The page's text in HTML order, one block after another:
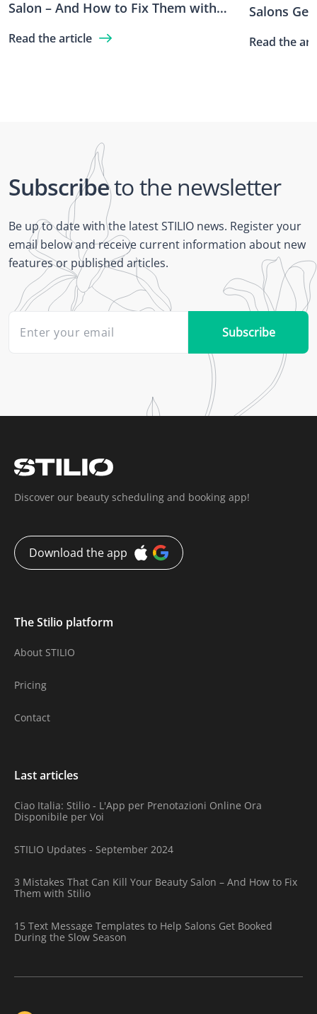
Salon – And How to Fix Them with
Read the article
Salons
Read the
Subscribeto the newsletter
Be up to date with the latest STILIO news. Register your
email below and receive current information about new
features or published articles.
Subscribe
Discover our beauty scheduling and booking app!
Download the app
The Stilio platform
About STILIO
Pricing
Contact
Last articles
Ciao Italia: Stilio - L'App per Prenotazioni Online Ora
Disponibile per Voi
STILIO Updates - September 2024
3 Mistakes That Can Kill Your Beauty Salon – And How to Fix
Them with Stilio
15 Text Message Templates to Help Salons Get Booked
During the Slow Season